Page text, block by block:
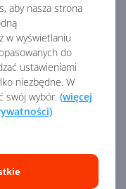
aby nasza strona
w wyświetlaniu
do
ustawieniami
niezbędne. W
swój wybór. (więcej
skonfigurować
będzie zarządzany
pracy z
pozwala na
projektor, sale
przez pracowników
przydatną
Pozwala on